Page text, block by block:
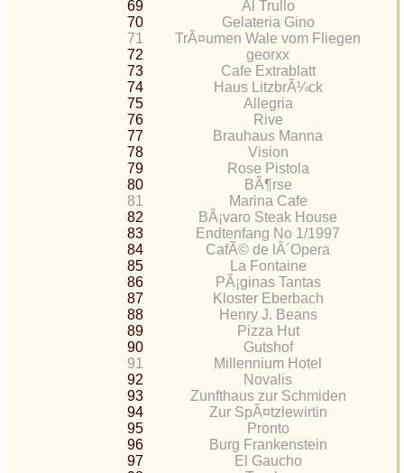
69
70
71
72
73
74
75
76
77
78
79
80
81
82
83
84
85
86
87
88
89
90
91
92
93
94
95
96
97
Al Trullo
Gelateria Gino
TrÃ¤umen Wale vom Fliegen
georxx
Cafe Extrablatt
Haus LitzbrÃ¼ck
Allegria
Rive
Brauhaus Manna
Vision
Rose Pistola
BÃ¶rse
Marina Cafe
BÃ¡varo Steak House
Endtenfang No 1/1997
CafÃ© de lÂ´Opera
La Fontaine
PÃ¡ginas Tantas
Kloster Eberbach
Henry J. Beans
Pizza Hut
Gutshof
Millennium Hotel
Novalis
Zunfthaus zur Schmiden
Zur SpÃ¤tzlewirtin
Pronto
Burg Frankenstein
El Gaucho